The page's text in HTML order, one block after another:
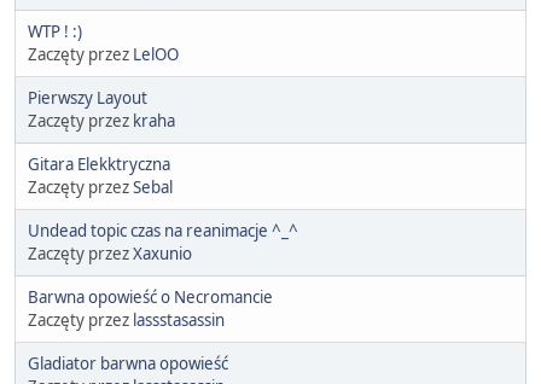
WTP ! :)
Zaczęty przez LelOO
Pierwszy Layout
Zaczęty przez kraha
Gitara Elekktryczna
Zaczęty przezSebal
Undead topic czas na reanimacje ^_^
Zaczęty przezXaxunio
Barwna opowieść o Necromancie
Zaczęty przez lassstasassin
Gladiator barwna opowieść